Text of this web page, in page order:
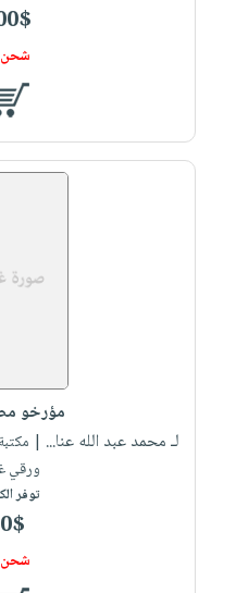
مؤرخو
لـ محمد عبد الله عنا... |
ورقي
توفر